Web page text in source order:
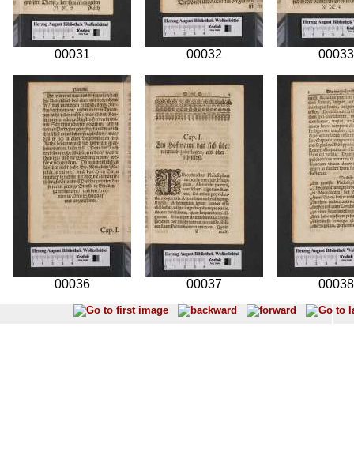
00031 00032 00033
00036 00037 00038